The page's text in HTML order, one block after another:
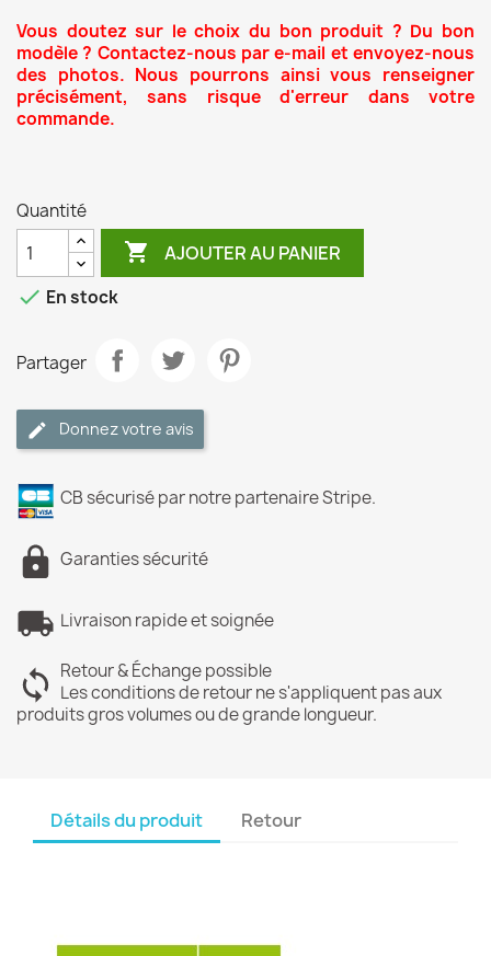
Vous doutez sur le choix du bon produit ? Du bon
modèle ? Contactez-nous par e-mail et envoyez-nous
des photos. Nous pourrons ainsi vous renseigner
précisément, sans risque d'erreur dans votre
commande.
Quantité
 AJOUTER AU PANIER
 En stock
Partager
Donnez votre avis
CB sécurisé par notre partenaire Stripe.
Garanties sécurité
Livraison rapide et soignée
Retour & Échange possible
Les conditions de retour ne s'appliquent pas aux
produits gros volumes ou de grande longueur.
Détails du produit Retour